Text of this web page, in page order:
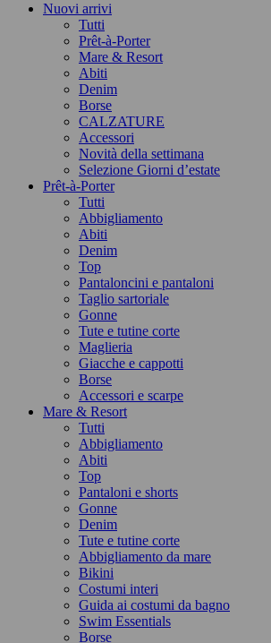
Nuovi arrivi
Tutti
Prêt-à-Porter
Mare & Resort
Abiti
Denim
Borse
CALZATURE
Accessori
Novità della settimana
Selezione Giorni d’estate
Prêt-à-Porter
Tutti
Abbigliamento
Abiti
Denim
Top
Pantaloncini e pantaloni
Taglio sartoriale
Gonne
Tute e tutine corte
Maglieria
Giacche e cappotti
Borse
Accessori e scarpe
Mare & Resort
Tutti
Abbigliamento
Abiti
Top
Pantaloni e shorts
Gonne
Denim
Tute e tutine corte
Abbigliamento da mare
Bikini
Costumi interi
Guida ai costumi da bagno
Swim Essentials
Borse